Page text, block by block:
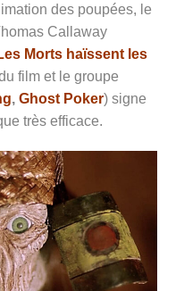
des poupées, le
Callaway
Morts haïssent les
film et le groupe
, Ghost Poker) signe
très efficace.